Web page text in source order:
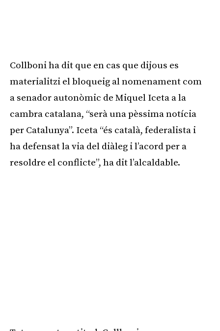
Collboni ha dit que en cas que dijous es
materialitzi el bloqueig al nomenament com
a senador autonòmic de Miquel Iceta a la
cambra catalana, “serà una pèssima notícia
per Catalunya”. Iceta “és català, federalista i
ha defensat la via del diàleg i l’acord per a
resoldre el conflicte”, ha dit l’alcaldable.